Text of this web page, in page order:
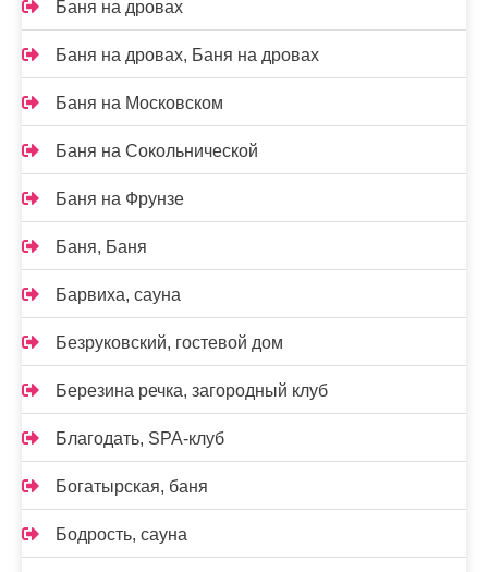
Баня на дровах
Баня на дровах, Баня на дровах
Баня на Московском
Баня на Сокольнической
Баня на Фрунзе
Баня, Баня
Барвиха, сауна
Безруковский, гостевой дом
Березина речка, загородный клуб
Благодать, SPA-клуб
Богатырская, баня
Бодрость, сауна